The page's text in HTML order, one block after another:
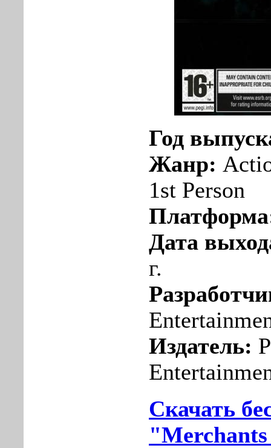
Год
Жанр:
1st Person
Дата
г.
Издатель:
Скачать